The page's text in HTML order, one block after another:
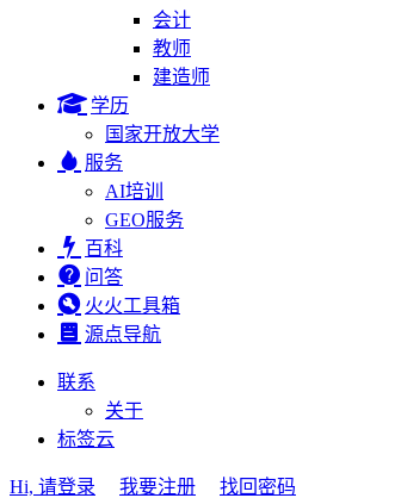
会计
教师
建造师
学历
国家开放大学
服务
AI培训
GEO服务
百科
问答
火火工具箱
源点导航
联系
关于
标签云
Hi, 请登录 我要注册
找回密码